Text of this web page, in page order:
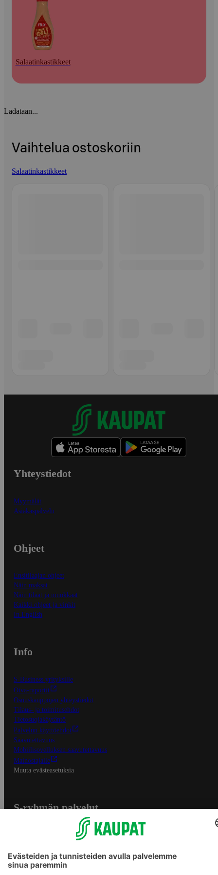
Salaatinkastikkeet
Ladataan...
Vaihtelua ostoskoriin
Salaatinkastikkeet
Yhteystiedot
Myymälät
Asiakaspalvelu
Ohjeet
Ensitilaajan ohjeet
Näin maksat
Näin tilaat ja muokkaat
Kaikki ohjeet ja vinkit
In English
Info
S-Business yrityksille
Oiva-raportit
Osuuskauppojen yhteystiedot
Tilaus- ja toimitusehdot
Tietosuojakäytäntö
Palvelun käyttöehdot
Saavutettavuus
Mobiilisovelluksen saavutettavuus
Mainostajalle
Muuta evästeasetuksia
S-ryhmän palvelut
Yhteishyvä Ruoka -sovellus
S-ostoslista -sovellus